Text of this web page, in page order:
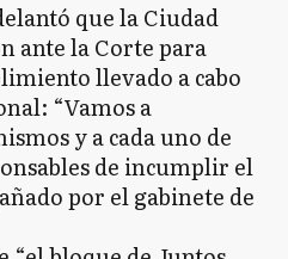
que la Ciudad
ante la Corte para
llevado a cabo
“Vamos a
y a cada uno de
de incumplir el
por el gabinete de